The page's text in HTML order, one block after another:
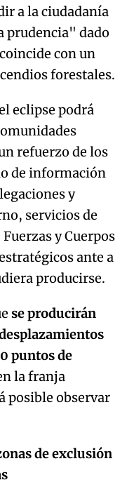
a la ciudadanía
prudencia" dado
con un
forestales.
eclipse podrá
refuerzo de los
de información
y
servicios de
y Cuerpos
ante a
producirse.
se producirán
puntos de
la franja
posible observar
de exclusión